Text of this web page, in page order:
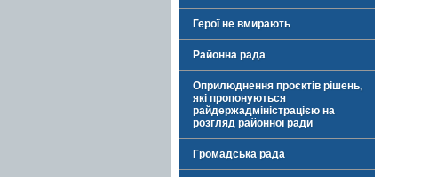
Герої не вмирають
Районна рада
Оприлюднення проєктів рішень,
які пропонуються
райдержадміністрацією на
розгляд районної ради
Громадська рада